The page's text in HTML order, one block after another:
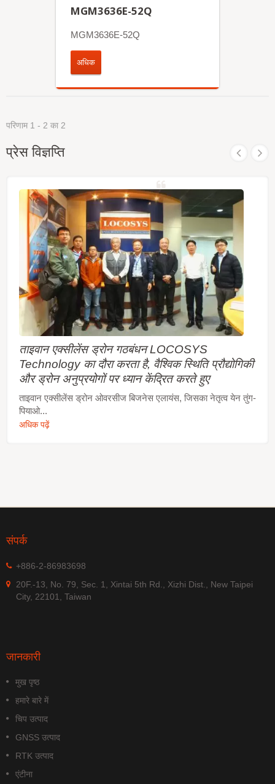
MGM3636E-52Q
MGM3636E-52Q
अधिक
परिणाम 1 - 2 का 2
प्रेस विज्ञप्ति
ताइवान एक्सीलेंस ड्रोन गठबंधन LOCOSYS
Technology का दौरा करता है, वैश्विक स्थिति प्रौद्योगिकी
और ड्रोन अनुप्रयोगों पर ध्यान केंद्रित करते हुए
ताइवान एक्सीलेंस ड्रोन ओवरसीज बिजनेस एलायंस, जिसका नेतृत्व येन तुंग-
पियाओ...
अधिक पढ़ें
संपर्क
+886-2-86983698
20F.-13, No. 79, Sec. 1, Xintai 5th Rd., Xizhi Dist., New Taipei
City, 22101, Taiwan
जानकारी
मुख पृष्ठ
हमारे बारे में
चिप उत्पाद
GNSS उत्पाद
RTK उत्पाद
एंटीना